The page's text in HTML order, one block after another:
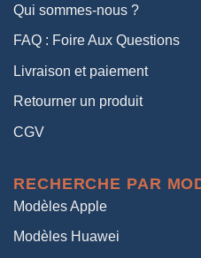
Qui sommes-nous ?
FAQ : Foire Aux Questions
Livraison et paiement
Retourner un produit
CGV
RECHERCHE PAR
Modèles Apple
Modèles Huawei